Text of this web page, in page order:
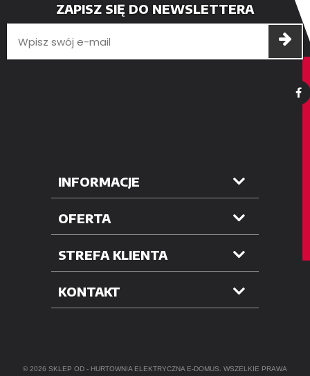
ZAPISZ SIĘ DO NEWSLETTERA
INFORMACJE
OFERTA
STREFA KLIENTA
KONTAKT
© 2026 SKLEP OD - HURTOWNIA ELEKTRYCZNA E-DOMUS. WSZELKIE PRAWA